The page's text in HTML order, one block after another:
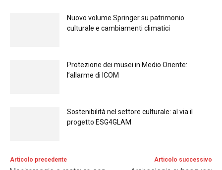
Nuovo volume Springer su patrimonio
culturale e cambiamenti climatici
Protezione dei musei in Medio Oriente:
l’allarme di ICOM
Sostenibilità nel settore culturale: al via il
progetto ESG4GLAM
Articolo precedente Articolo successivo